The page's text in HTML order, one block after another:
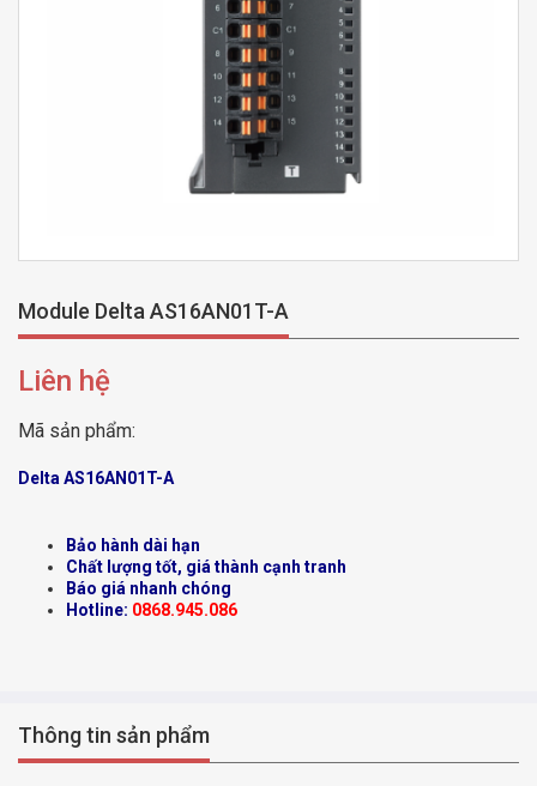
Module Delta AS16AN01T-A
Liên hệ
Mã sản phẩm:
Delta AS16AN01T-A
Bảo hành dài hạn
Chất lượng tốt, giá thành cạnh tranh
Báo giá nhanh chóng
Hotline: 0868.945.086
Thông tin sản phẩm